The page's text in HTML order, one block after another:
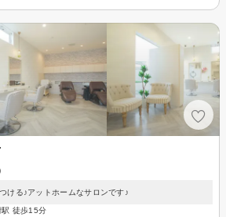
ける♪アットホームなサロンです♪
駅 徒歩15分